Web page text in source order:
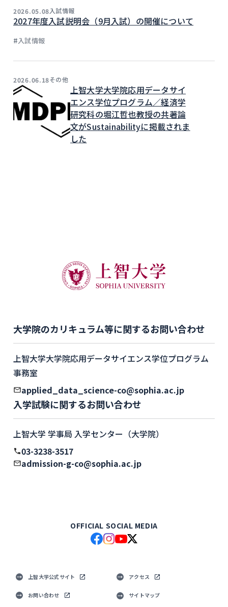
2026.05.08入試情報
2027年度入試説明会（9月入試）の開催について
#入試情報
2026.06.18その他
上智大学大学院応用データサイ
エンス学位プログラム／経済学
研究科の堀江哲也教授の共著論
文がSustainabilityに掲載されま
した
大学院のカリキュラム等に関するお問い合わせ
上智大学大学院応用データサイエンス学位プログラム
事務室
applied_data_science-co@sophia.ac.jp
入学試験に関するお問い合わせ
上智大学 学事局 入学センター（大学院）
03-3238-3517
admission-g-co@sophia.ac.jp
OFFICIAL SOCIAL MEDIA
上智大学公式サイト アクセス
お問い合わせ サイトマップ